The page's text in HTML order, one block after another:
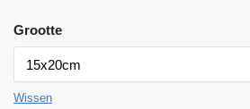
Grootte
Wissen